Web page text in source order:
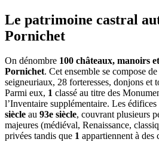
Le patrimoine castral
Pornichet
On dénombre 100 châteaux, manoirs
Pornichet. Cet ensemble se compose
seigneuriaux, 28 forteresses, donjons et
Parmi eux, 1 classé au titre des
l’Inventaire supplémentaire. Les édifices
siècle au 93e siècle, couvrant plusieurs
majeures (médiéval, Renaissance,
privées tandis que 1 appartiennent à